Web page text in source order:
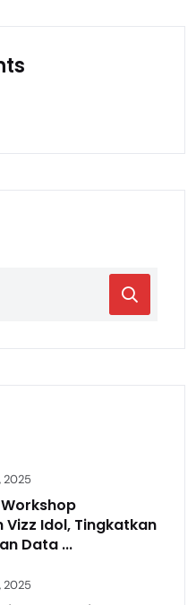
2025
Vizz Idol, Tingkatkan
Data ...
2025